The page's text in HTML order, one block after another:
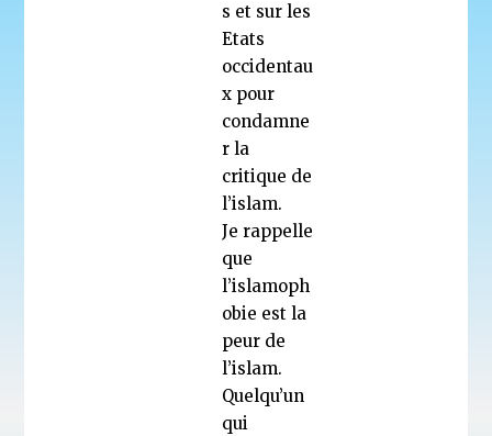
s et sur les
Etats
occidentau
x pour
condamne
r la
critique de
l’islam.
Je rappelle
que
l’islamoph
obie est la
peur de
l’islam.
Quelqu’un
qui